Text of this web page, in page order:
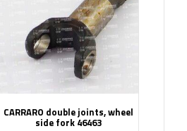
CARRARO double joints, wheel
side fork 46463